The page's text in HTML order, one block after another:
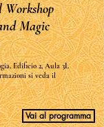
Magic
Edificio 2, Aula 3L
si veda il
Vai al programma